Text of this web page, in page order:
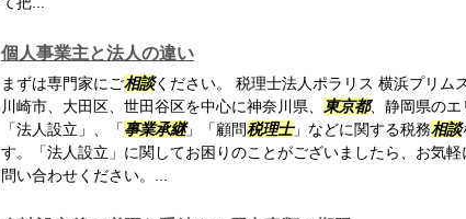
個人事業主と法人の違い
まずは専門家にご相談ください。 税理士法人ポラリス 横浜プリム
川崎市、大田区、世田谷区を中心に神奈川県、
東京都、静岡県のエ
「法人設立」、「事業承継」「顧問税理士」などに関する税務相談
す。「法人設立」に関してお困りのことがございましたら、お気
問い合わせください。...